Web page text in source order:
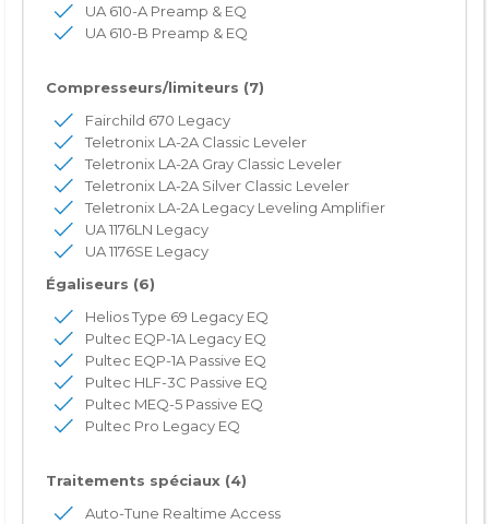
UA 610-A Preamp & EQ
UA 610-B Preamp & EQ
Compresseurs/limiteurs (7)
Fairchild 670 Legacy
Teletronix LA-2A Classic Leveler
Teletronix LA-2A Gray Classic Leveler
Teletronix LA-2A Silver Classic Leveler
Teletronix LA-2A Legacy Leveling Amplifier
UA 1176LN Legacy
UA 1176SE Legacy
Égaliseurs (6)
Helios Type 69 Legacy EQ
Pultec EQP-1A Legacy EQ
Pultec EQP-1A Passive EQ
Pultec HLF-3C Passive EQ
Pultec MEQ-5 Passive EQ
Pultec Pro Legacy EQ
Traitements spéciaux (4)
Auto-Tune Realtime Access